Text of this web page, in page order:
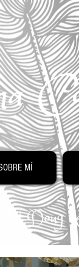
MÍ
Doug